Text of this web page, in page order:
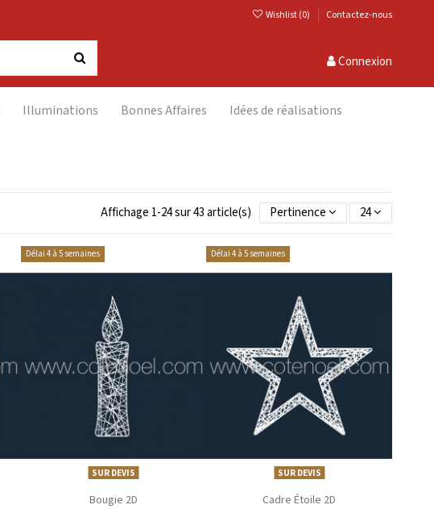
Wishlist (0) Contactez-nous
Connexion
Illuminations Bonnes Affaires Idées de réalisations
Affichage 1-24 sur 43 article(s) Pertinence 24
Délai 4 à 5 semaines
SUR DEVIS
Bougie 2D
Délai 4 à 5 semaines
SUR DEVIS
Cadre Étoile 2D